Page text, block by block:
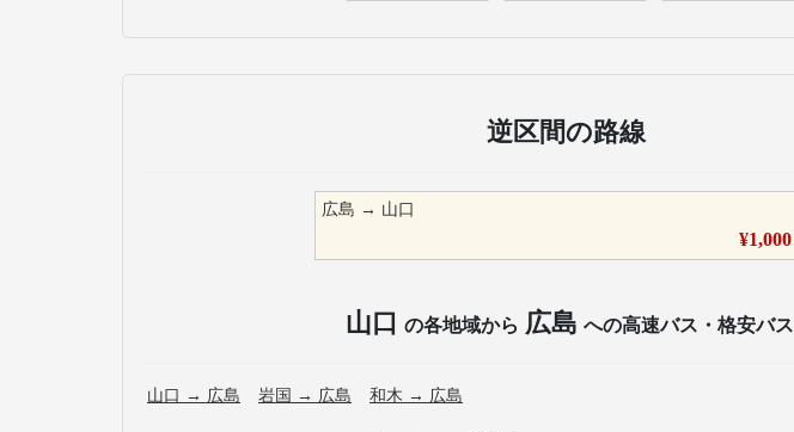
逆区間の路線
広島 → 山口
¥1,000
山口 の各地域から 広島 への高速バス・格安バス
山口 → 広島 岩国 → 広島 和木 → 広島